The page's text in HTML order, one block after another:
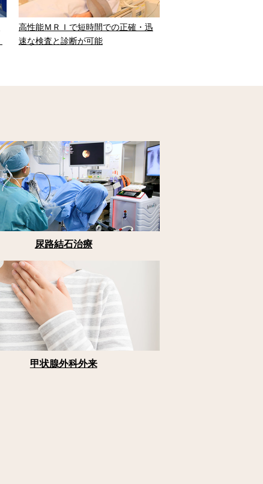
高性能ＭＲＩで短時間での正確・迅
速な検査と診断が可能
尿路結石治療
甲状腺外科外来